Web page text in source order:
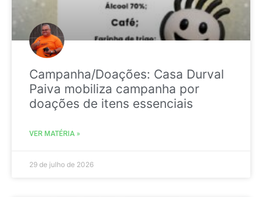
Campanha/Doações: Casa Durval
Paiva mobiliza campanha por
doações de itens essenciais
VER MATÉRIA »
29 de julho de 2026